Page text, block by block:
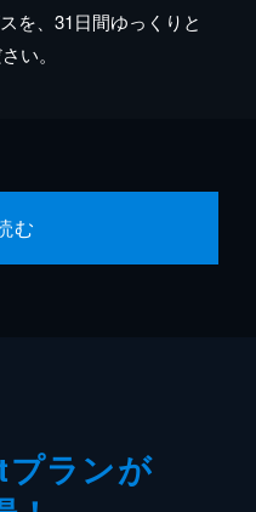
を、31日間ゆっくりと
い。
む
ランが